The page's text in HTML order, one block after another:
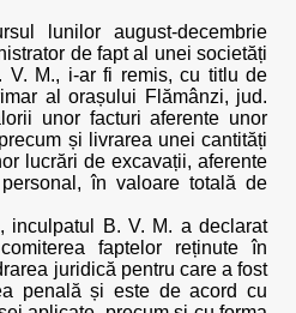
lunilor august-decembrie
de fapt al unei societăți
V. M., i-ar fi remis, cu titlu de
al orașului Flămânzi, jud.
unor facturi aferente unor
și livrarea unei cantități
lucrări de excavații, aferente
în valoare totală de
inculpatul B. V. M. a declarat
faptelor reținute în
juridică pentru care a fost
penală și este de acord cu